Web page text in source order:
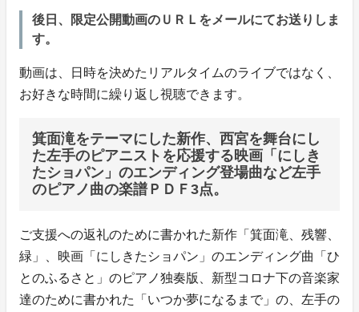
後日、限定公開動画のＵＲＬをメールにてお送りしま
す。
動画は、日時を決めたリアルタイムのライブではなく、
お好きな時間に繰り返し視聴できます。
箕面滝をテーマにした新作、西宮を舞台にし
た左手のピアニストを応援する映画「にしき
たショパン」のエンディング登場曲など左手
のピアノ曲の楽譜ＰＤＦ3点。
ご支援への返礼のために書かれた新作「箕面滝、残響、
緑」、映画「にしきたショパン」のエンディング曲「ひ
とのふるさと」のピアノ独奏版、新型コロナ下の音楽家
達のために書かれた「いつか夢になるまで」の、左手の